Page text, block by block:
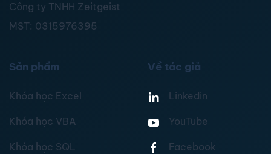
Công ty TNHH Zeitgeist
MST: 0315976395
Sản phẩm
Khóa học Excel
Khóa học VBA
Khóa học SQL
Về tác giả
Linkedin
YouTube
Facebook